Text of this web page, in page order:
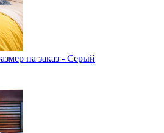
на заказ - Серый